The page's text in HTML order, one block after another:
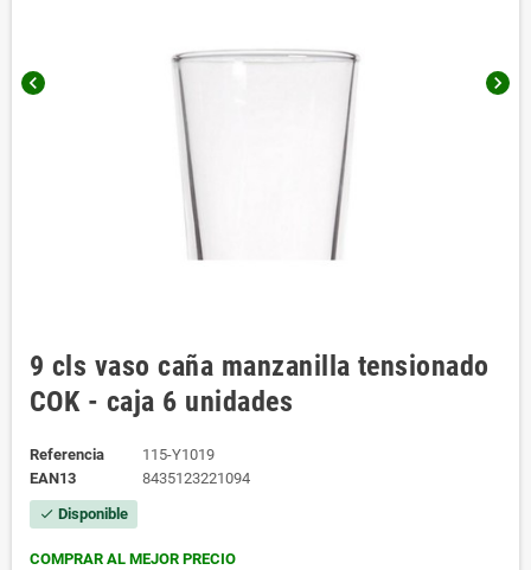
chevron_left chevron_right
9 cls vaso caña manzanilla tensionado
COK - caja 6 unidades
Referencia
115-Y1019
EAN13
8435123221094
check Disponible
COMPRAR AL MEJOR PRECIO